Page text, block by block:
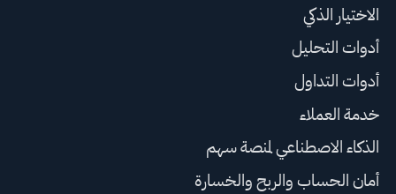
الاختيار الذكي
أدوات التحليل
أدوات التداول
خدمة العملاء
الذكاء الاصطناعي لمنصة سهم
أمان الحساب والربح والخسارة